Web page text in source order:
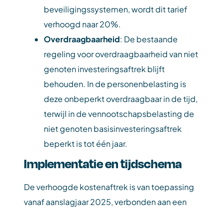
beveiligingssystemen, wordt dit tarief
verhoogd naar 20%.
Overdraagbaarheid: De bestaande
regeling voor overdraagbaarheid van niet
genoten investeringsaftrek blijft
behouden. In de personenbelasting is
deze onbeperkt overdraagbaar in de tijd,
terwijl in de vennootschapsbelasting de
niet genoten basisinvesteringsaftrek
beperkt is tot één jaar.
Implementatie en tijdschema
De verhoogde kostenaftrek is van toepassing
vanaf aanslagjaar 2025, verbonden aan een